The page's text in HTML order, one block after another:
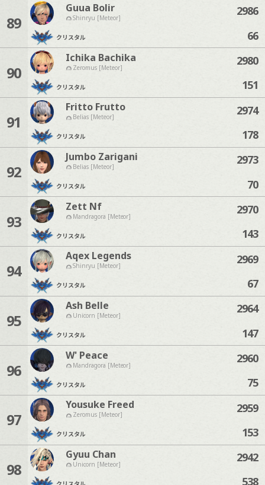
89
Guua Bolir
Shinryu [Meteor]
クリスタル
2986
66
90
Ichika Bachika
Zeromus [Meteor]
クリスタル
2980
151
91
Fritto Frutto
Belias [Meteor]
クリスタル
2974
178
92
Jumbo Zarigani
Belias [Meteor]
クリスタル
2973
70
93
Zett Nf
Mandragora [Meteor]
クリスタル
2970
143
94
Aqex Legends
Shinryu [Meteor]
クリスタル
2969
67
95
Ash Belle
Unicorn [Meteor]
クリスタル
2964
147
96
W' Peace
Mandragora [Meteor]
クリスタル
2960
75
97
Yousuke Freed
Zeromus [Meteor]
クリスタル
2959
153
98
Gyuu Chan
Unicorn [Meteor]
2942
538